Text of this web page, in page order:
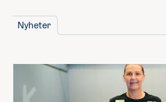
Pris: Inkludert i linjepris
Thailand
N3rd-Culture
Bo - fritid og jobbmuligheter
Bli-kjent-tur
Treningsrom
Alpintur
Studietur: Bli-kjent-tur
Reiseforsikring
Nyheter